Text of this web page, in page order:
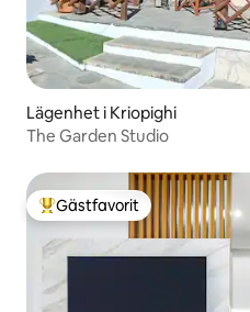
Lägenhet i Kriopighi
The Garden Studio
Populär gästfavorit
Gästfavorit